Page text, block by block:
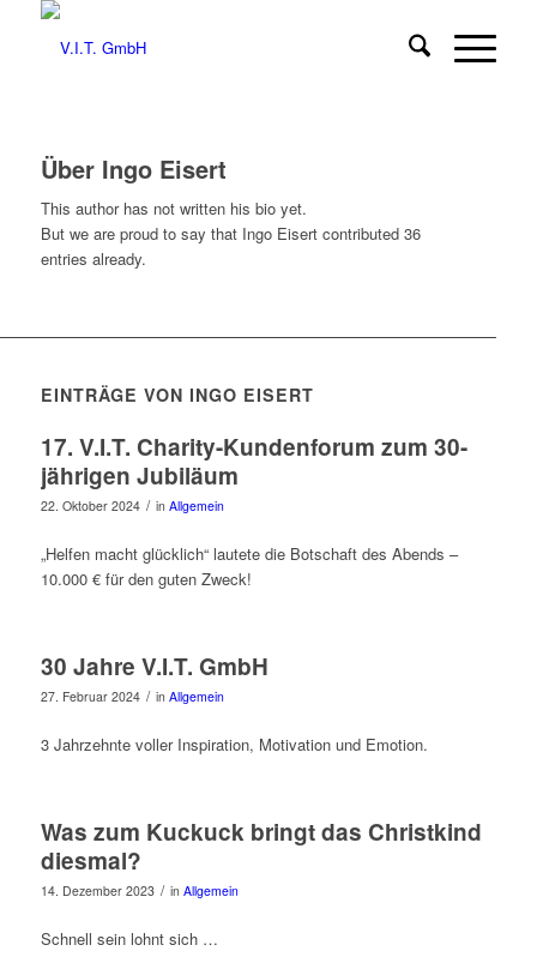
Über Ingo Eisert
This author has not written his bio yet.
But we are proud to say that Ingo Eisertcontributed 36
entries already.
EINTRÄGE VON INGO EISERT
17. V.I.T. Charity-Kundenforum zum 30-
jährigen Jubiläum
22. Oktober 2024 / in Allgemein
„Helfen macht glücklich“ lautete die Botschaft des Abends –
10.000 € für den guten Zweck!
30 Jahre V.I.T. GmbH
27. Februar 2024 / in Allgemein
3 Jahrzehnte voller Inspiration, Motivation und Emotion.
Was zum Kuckuck bringt das Christkind
diesmal?
14. Dezember 2023 / in Allgemein
Schnell sein lohnt sich …